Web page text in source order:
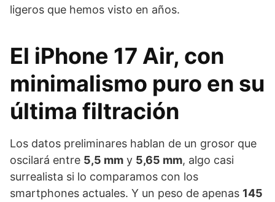
ligeros que hemos visto en años.
El iPhone 17 Air, con
minimalismo puro en su
última filtración
Los datos preliminares hablan de un grosor que
oscilará entre 5,5 mm y 5,65 mm, algo casi
surrealista si lo comparamos con los
smartphones actuales. Y un peso de apenas 145